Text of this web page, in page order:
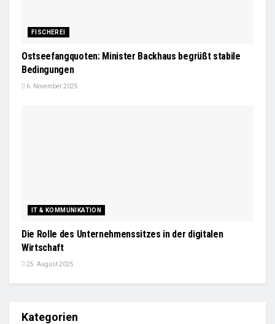
FISCHEREI
Ostseefangquoten: Minister Backhaus begrüßt stabile
Bedingungen
6. November 2025
IT & KOMMUNIKATION
Die Rolle des Unternehmenssitzes in der digitalen
Wirtschaft
25. August 2025
Kategorien